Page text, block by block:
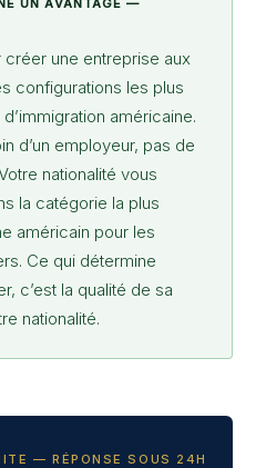
créer une entreprise aux
configurations les plus
américaine.
d’un employeur, pas de
nationalité vous
la catégorie la plus
américain pour les
Ce qui détermine
c’est la qualité de sa
nationalité.
— RÉPONSE SOUS 24H